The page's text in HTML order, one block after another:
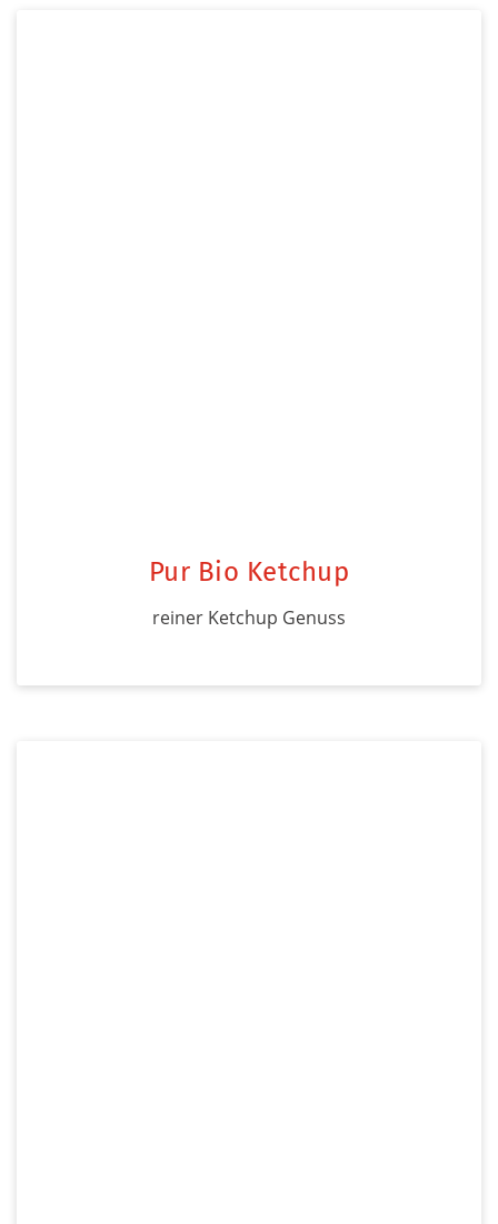
Pur Bio Ketchup
reiner Ketchup Genuss